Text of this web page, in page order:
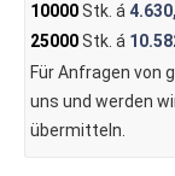
10000Stk. á
25000Stk. á
Für Anfragen von
uns und werden
übermitteln.